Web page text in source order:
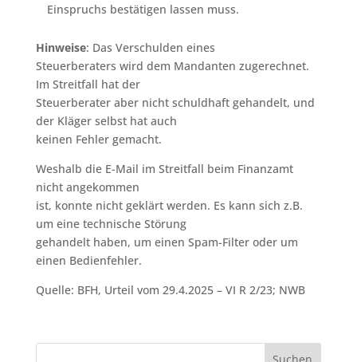
Einspruchs bestätigen lassen muss.
Hinweise: Das Verschulden eines
Steuerberaters wird dem Mandanten zugerechnet.
Im Streitfall hat der
Steuerberater aber nicht schuldhaft gehandelt, und
der Kläger selbst hat auch
keinen Fehler gemacht.
Weshalb die E-Mail im Streitfall beim Finanzamt
nicht angekommen
ist, konnte nicht geklärt werden. Es kann sich z.B.
um eine technische Störung
gehandelt haben, um einen Spam-Filter oder um
einen Bedienfehler.
Quelle: BFH, Urteil vom 29.4.2025 – VI R 2/23; NWB